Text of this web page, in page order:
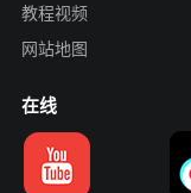
教程视频
网站地图
在线